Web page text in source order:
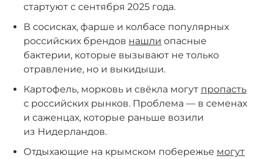
стартуют с сентября 2025 года.
В сосисках, фарше и колбасе популярных
российских брендов нашли опасные
бактерии, которые вызывают не только
отравление, но и выкидыши.
Картофель, морковь и свёкла могут пропасть
с российских рынков. Проблема — в семенах
и саженцах, которые раньше возили
из Нидерландов.
Отдыхающие на крымском побережье могут